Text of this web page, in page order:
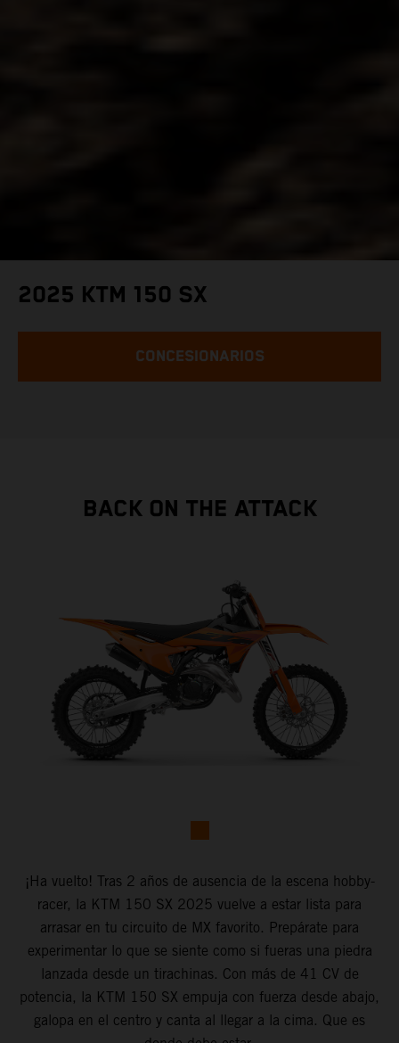
2025 KTM 150 SX
CONCESIONARIOS
BACK ON THE ATTACK
¡Ha vuelto! Tras 2 años de ausencia de la escena hobby-
racer, la KTM 150 SX 2025 vuelve a estar lista para
arrasar en tu circuito de MX favorito. Prepárate para
experimentar lo que se siente como si fueras una piedra
lanzada desde un tirachinas. Con más de 41 CV de
potencia, la KTM 150 SX empuja con fuerza desde abajo,
galopa en el centro y canta al llegar a la cima. Que es